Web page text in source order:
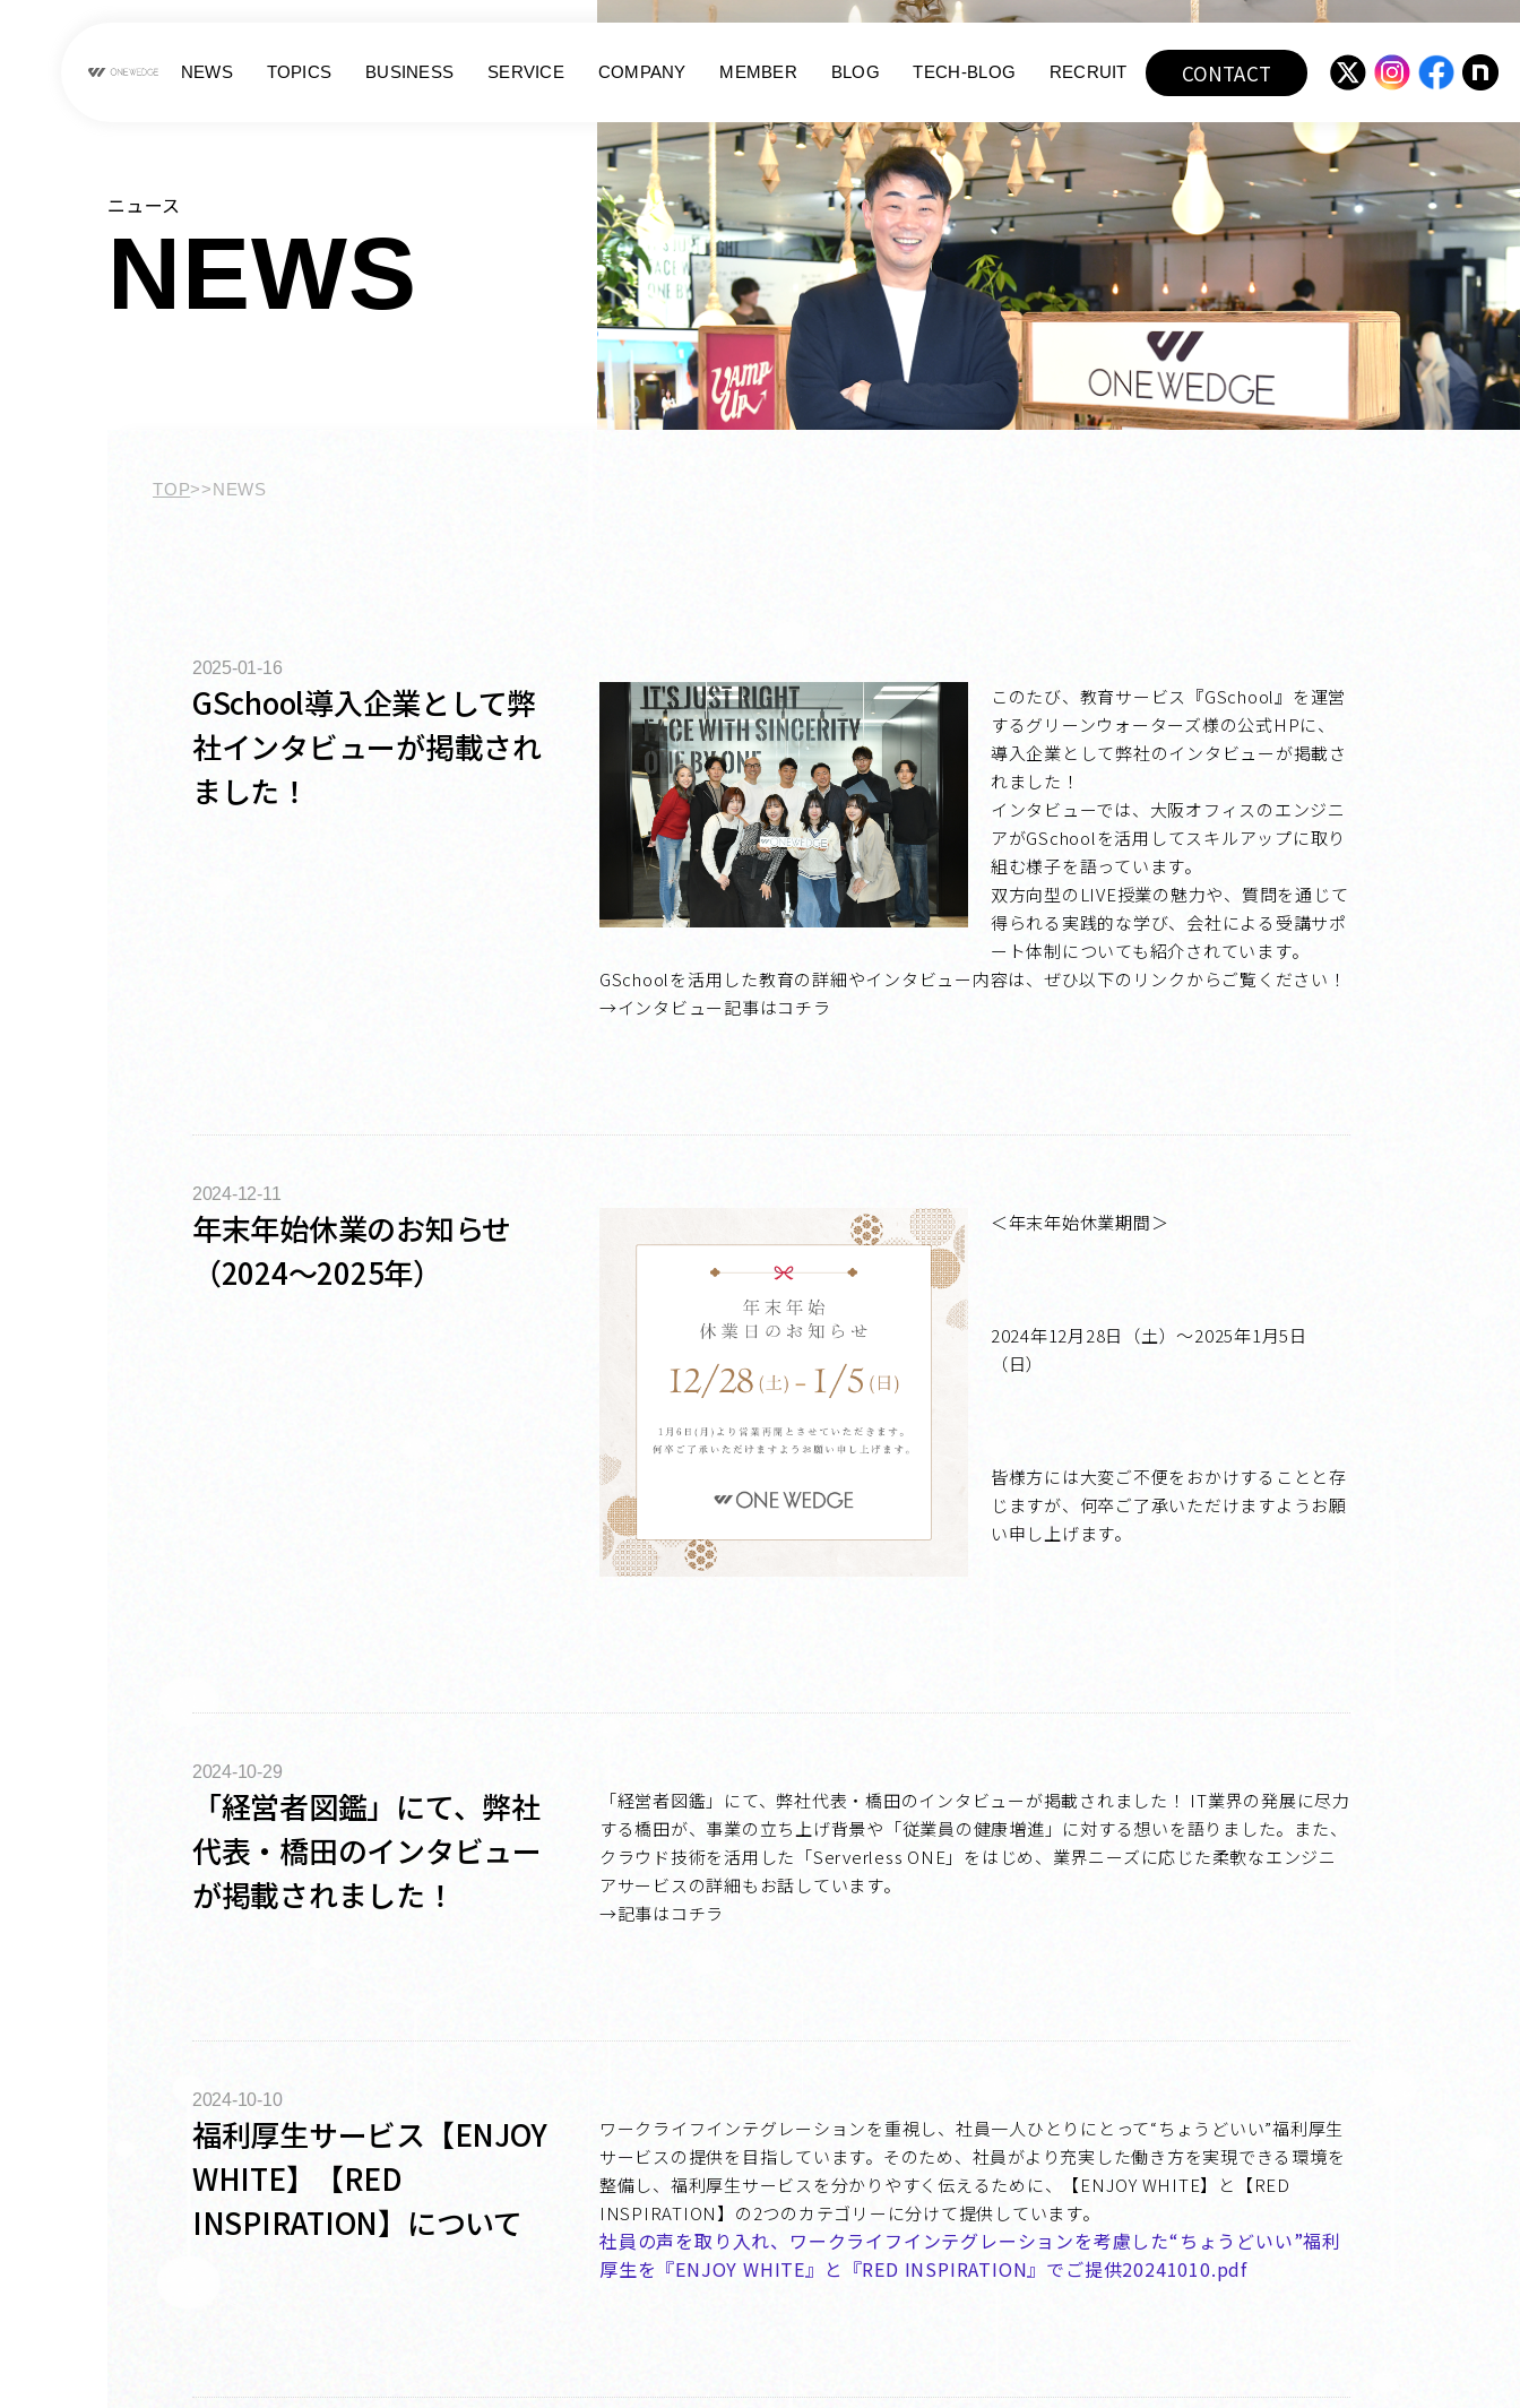
NEWS TOPICS BUSINESS SERVICE COMPANY MEMBER BLOG TECH-BLOG RECRUIT CONTACT
ニュース
NEWS
TOP>>NEWS
2025-01-16
GSchool導入企業として弊
社インタビューが掲載され
ました！
このたび、教育サービス『GSchool』を運営
するグリーンウォーターズ様の公式HPに、
導入企業として弊社のインタビューが掲載さ
れました！
インタビューでは、大阪オフィスのエンジニ
アがGSchoolを活用してスキルアップに取り
組む様子を語っています。
双方向型のLIVE授業の魅力や、質問を通じて
得られる実践的な学び、会社による受講サポ
ート体制についても紹介されています。
GSchoolを活用した教育の詳細やインタビュー内容は、ぜひ以下のリンクからご覧ください！
→インタビュー記事はコチラ
2024-12-11
年末年始休業のお知らせ
（2024～2025年）
＜年末年始休業期間＞
2024年12月28日（土）～2025年1月5日
（日）
皆様方には大変ご不便をおかけすることと存
じますが、何卒ご了承いただけますようお願
い申し上げます。
2024-10-29
「経営者図鑑」にて、弊社
代表・橋田のインタビュー
が掲載されました！
「経営者図鑑」にて、弊社代表・橋田のインタビューが掲載されました！ IT業界の発展に尽力
する橋田が、事業の立ち上げ背景や「従業員の健康増進」に対する想いを語りました。また、
クラウド技術を活用した「Serverless ONE」をはじめ、業界ニーズに応じた柔軟なエンジニ
アサービスの詳細もお話しています。
→記事はコチラ
2024-10-10
福利厚生サービス【ENJOY
WHITE】【RED
INSPIRATION】について
ワークライフインテグレーションを重視し、社員一人ひとりにとって“ちょうどいい”福利厚生
サービスの提供を目指しています。そのため、社員がより充実した働き方を実現できる環境を
整備し、福利厚生サービスを分かりやすく伝えるために、【ENJOY WHITE】と【RED
INSPIRATION】の2つのカテゴリーに分けて提供しています。
社員の声を取り入れ、ワークライフインテグレーションを考慮した“ちょうどいい”福利
厚生を『ENJOY WHITE』と『RED INSPIRATION』でご提供20241010.pdf